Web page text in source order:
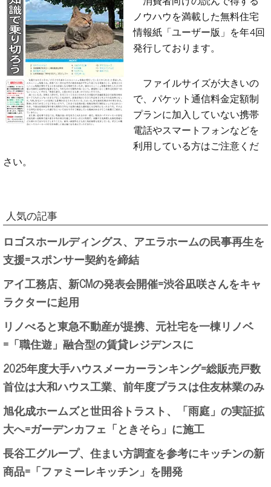
ノウハウを満載した無料住宅
情報紙「ユーザー版」を年4回
発行しております。
ファイルサイズが大きいの
で、パケット通信料金定額制
プランに加入していない携帯
電話やスマートフォンなどを
利用している方はご注意くだ
さい。
人気の記事
ロゴスホールディングス、アエラホームの民事再生を
支援=スポンサー契約を締結
アイ工務店、新CMの発表会開催=渋谷凪咲さんをキャ
ラクターに起用
リノべると東急不動産が提携、元社宅を一棟リノベ
=「職住遊」融合型の賃貸レジデンスに
2025年度大手ハウスメーカーランキング=総販売戸数
首位は大和ハウス工業、前年度プラスは住友林業のみ
旭化成ホームズと世田谷トラスト、「雨庭」の実証拡
大へ=ガーデンカフェ「ときそら」に施工
長谷工グループ、住まい方調査を参考にキッチンの新
商品=「ファミーレキッチン」を開発